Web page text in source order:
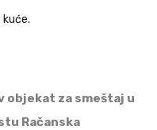
kuće.
objekat za smeštaj u
Račanska